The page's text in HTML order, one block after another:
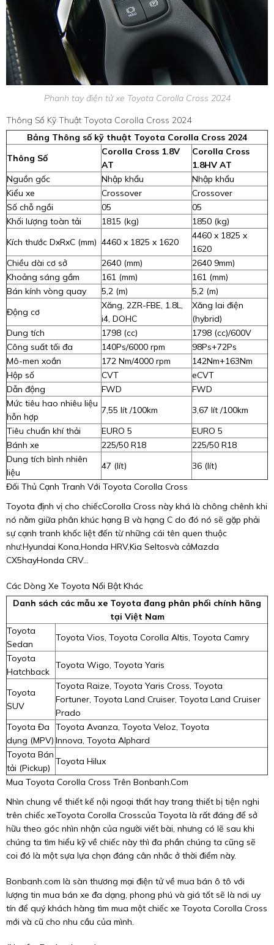
Phanh tay điện tử xe Toyota Corolla Cross 2024
Thông Số Kỹ Thuật Toyota Corolla Cross 2024
Bảng Thông số kỹ thuật Toyota Corolla Cross 2024
Thông Số
Corolla Cross 1.8V
AT
Corolla Cross
1.8HV AT
Nguồn gốc
Nhập khẩu
Nhập khẩu
Kiểu xe
Crossover
Crossover
Số chỗ ngồi
05
05
Khối lượng toàn tải
1815 (kg)
1850 (kg)
Kích thước DxRxC (mm) 4460 x 1825 x 1620
4460 x 1825 x
1620
Chiều dài cơ sở
2640 (mm)
2640 9mm)
Khoảng sáng gầm
161 (mm)
161 (mm)
Bán kính vòng quay
5,2 (m)
5,2 (m)
Động cơ
Xăng, 2ZR-FBE, 1.8L,
i4, DOHC
Xăng lai điện
(hybrid)
Dung tích
1798 (cc)
1798 (cc)/600V
Công suất tối đa
140Ps/6000 rpm
98Ps+72Ps
Mô-men xoắn
172 Nm/4000 rpm
142Nm+163Nm
Hộp số
CVT
eCVT
Dẫn động
FWD
FWD
Mức tiêu hao nhiêu liệu
hỗn hợp
7,55 lít /100km
3,67 lít /100km
Tiêu chuẩn khí thải
EURO 5
EURO 5
Bánh xe
225/50 R18
225/50 R18
Dung tích bình nhiên
liệu
47 (lít)
36 (lít)
Đối Thủ Cạnh Tranh Với Toyota Corolla Cross
Toyota định vị cho chiếcCorolla Cross này khá là chông chênh khi
nó nằm giữa phân khúc hạng B và hạng C do đó nó sẽ gặp phải
sự cạnh tranh khốc liệt đến từ những cái tên quen thuộc
như:Hyundai Kona,Honda HRV,Kia Seltosvà cảMazda
CX5hayHonda CRV...
Các Dòng Xe Toyota Nổi Bật Khác
Danh sách các mẫu xe Toyota đang phân phối chính hãng
tại Việt Nam
Toyota
Sedan
Toyota Vios, Toyota Corolla Altis, Toyota Camry
Toyota
Hatchback
Toyota Wigo, Toyota Yaris
Toyota
SUV
Toyota Raize, Toyota Yaris Cross, Toyota
Fortuner, Toyota Land Cruiser, Toyota Land Cruiser
Prado
Toyota Đa
dụng (MPV)
Toyota Avanza, Toyota Veloz, Toyota
Innova, Toyota Alphard
Toyota Bán
tải (Pickup)
Toyota Hilux
Mua Toyota Corolla Cross Trên Bonbanh.Com
Nhìn chung về thiết kế nội ngoại thất hay trang thiết bị tiện nghi
trên chiếc xeToyota Corolla Crosscủa Toyota là rất đáng để sở
hữu theo góc nhìn nhận của người viết bài, nhưng có lẽ sau khi
chúng ta tìm hiểu kỹ về chiếc này thì đa phần chúng ta cũng sẽ
coi đó là một sựa lựa chọn đáng cân nhắc ở thời điểm này.
Bonbanh.com là sàn thương mại điện tử về mua bán ô tô với
lượng tin mua bán xe đa dạng, phong phú và giá tốt sẽ là nơi uy
tín để quý khách hàng tìm mua một chiếc xe Toyota Corolla Cross
mới và cũ cho nhu cầu của mình.